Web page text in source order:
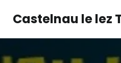
Castelnau le lez